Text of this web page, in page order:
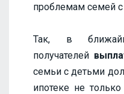
проблемам семей
Так, в
получателей
семьи с детьми
ипотеке не